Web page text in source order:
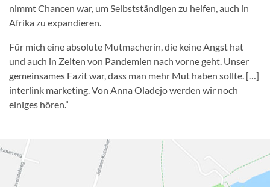
nimmt Chancen war, um Selbstständigen zu helfen, auch in
Afrika zu expandieren.
Für mich eine absolute Mutmacherin, die keine Angst hat
und auch in Zeiten von Pandemien nach vorne geht. Unser
gemeinsames Fazit war, dass man mehr Mut haben sollte. […]
interlink marketing. Von Anna Oladejo werden wir noch
einiges hören.”